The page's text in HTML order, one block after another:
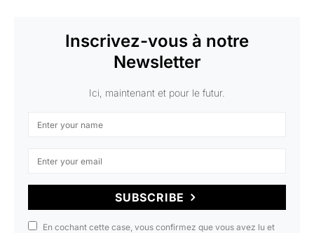
Inscrivez-vous à notre
Newsletter
Ici, maintenant et pour le futur.
SUBSCRIBE
En cochant cette case, vous confirmez que vous avez lu et